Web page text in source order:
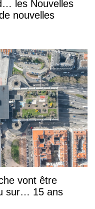
les Nouvelles
nouvelles
vont être
sur… 15 ans